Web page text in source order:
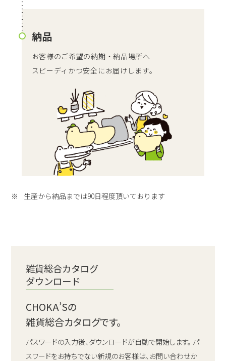
納品
お客様のご希望の納期・納品場所へ
スピーディかつ安全にお届けします。
生産から納品までは90日程度頂いております
雑貨総合カタログ
ダウンロード
CHOKA’Sの
雑貨総合カタログです。
パスワードの入力後、ダウンロードが自動で開始します。 パ
スワードをお持ちでない新規のお客様は、お問い合わせか